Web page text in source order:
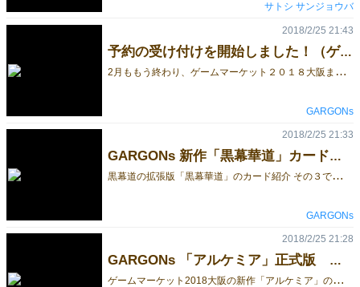
サトシ サンジョウバ
予約の受け付けを開始しました！（ゲームマーケット2018大阪）
2
月ももう終わり、ゲームマーケット２０１８大阪までもう約１か月ですね！ ということで、予約の受け付けを開始しました！ 予約ご希望のかたはこちらより入力をお願いいたします。 今回の新作は「アルケミア」と「黒幕華道」の2点となります。 【アルケミア】 「アルケミア」はダイスがワーカーであり、ダイス目により効果の強弱が変化する「ダイスワーカープレイスメント」というジャンルに仕上がっております。 低い出目、高い出目それぞれに特徴があるため、低い出目が必ずしも弱いわけではありません。 値段は4000円と少々高めではありますが、それだけ面白いものに仕上がっていると自負しております。 【黒幕華道】 「黒幕華道」は昨年に頒布された「黒幕道」の拡張版となります。 「黒幕道」がなければ遊べませんのでご注意ください。 「黒幕道」を遊ばれた方、デッキがいい感じになってさあこれから！というところで、他の人に上がられたことはありませんか？ 「黒幕華道」を加えていただくことでボリュームが約１．５倍となるため、後半追い上げのプレイスタイルも十分可能となり、作り上げたデッキを存分に楽しんでいただけます。 GARGONsの新作にどうぞご期待くださいませ。
2018/2/25 21:43
GARGONs
GARGONs 新作「黒幕華道」カード紹介 その３
黒
幕道の拡張版「黒幕華道」のカード紹介 その３です。 ※「黒幕華道」は旧作「黒幕道」の拡張版となります。プレイするには「黒幕道」が必要です。 黒幕道のゲーム内容についてはこちらの動画やこちらのブログ記事をご覧ください 【琵琶(びわ)】 平家物語の琵琶法師で有名な楽器「琵琶」です。 もとは宗教色の濃いものでしたが、やがて芸能者のものとなっていきます。 「琵琶」の能力としましては、町人属性の人物が使用することで"+2両"と"調達+1"を発揮します。 【如来像(にょらいぞう)】 「如来像」は仏像の1種で、如来を象った物です。 如来とは、真理（如）の世界から来た人という意味だそうです。 能力としては、文化属性を持つ人物を併せて使用すると、"調達+2"と"+4両"を得ることができます。 【弓(ゆみ)】 武器の印象も強い「弓」ですが、黒幕道では武器属性を持っていません。 カード効果は「弓」で狙撃することにより、市にある人物を4人までゲームから除去します。 黒幕華道で、強力な効果を持つ人物が増えたため、あらかじめ邪魔な人物を狙い撃ちにするのも良いでしょう。 カードは全部で16種類（64枚）あります。どうぞよろしくお願いいたします。
2018/2/25 21:33
GARGONs
GARGONs 「アルケミア」正式版 カード紹介 その３
ゲ
ームマーケット2018大阪の新作「アルケミア」のカード紹介 その３です。 アルケミアのゲーム内容についてはこちら(ゲームマーケット公式サイト)で紹介しております。 ゲームマーケット2018大阪に向けて予約の受け付けも開始しました！ ご希望の方はこちらから入力をお願いいたします。 【カードNo.8 パトリムの水瓶】 ラウンド開始時に水エレメントを1得ることが出来るカードです。 以前紹介しました"パトリムの錫杖"があると、 ラウンド開始時に水を2個得られる強いコンボになります。 その分点数はマイナスですが、それでも十分強いカードだと言えます。 【カードNo.16 マンドラゴラの球根】 このカードは効果の代わりに枠が描かれています。 この枠はマナを置くことができる枠です。 マナは所持している数がそのまま得点になる為、 所持枠の増えるこのカードは得点に繋がりやすいカードです。 【カードNo.23 荒天のダイス】 このカードは、順番決定後にダイスを一つ振り直す効果があります。 小さい出目で早い順番を確保して大きな出目でアクションを行うことができる、かも知れません。 全てはヴィトの加護次第…。 カードは全部で35種類（70枚）あります。どうぞよろしくお願いいたします。
2018/2/25 21:28